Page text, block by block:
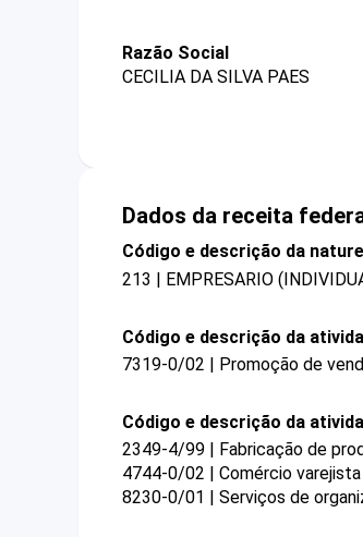
Razão Social
CECILIA DA SILVA PAES
Dados da receita
Código e descrição da
213 | EMPRESARIO
Código e descrição da
7319-0/02 | Promoção de
Código e descrição da
2349-4/99 | Fabricação de
4744-0/02 | Comércio
8230-0/01 | Serviços de